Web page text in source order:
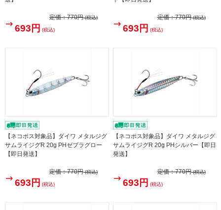
定価：770円(税込)
693円 (税込)
定価：770円(税込)
693円 (税込)
【ネコポス対象品】ダイワ メタルジグ
サムライジグR 20g PHゼブラグロー
【即日発送】
定価：770円(税込)
693円 (税込)
【ネコポス対象品】ダイワ メタルジグ
サムライジグR 20g PHシルバー【即日
発送】
定価：770円(税込)
693円 (税込)